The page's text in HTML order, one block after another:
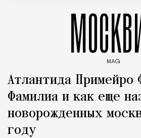
MAG
Атлантида Примейро
Фамилиа и как еще
новорожденных
году